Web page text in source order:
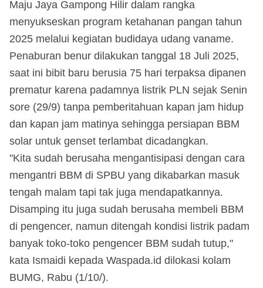
Maju Jaya Gampong Hilir dalam rangka
menyukseskan program ketahanan pangan tahun
2025 melalui kegiatan budidaya udang vaname.
Penaburan benur dilakukan tanggal 18 Juli 2025,
saat ini bibit baru berusia 75 hari terpaksa dipanen
prematur karena padamnya listrik PLN sejak Senin
sore (29/9) tanpa pemberitahuan kapan jam hidup
dan kapan jam matinya sehingga persiapan BBM
solar untuk genset terlambat dicadangkan.
"Kita sudah berusaha mengantisipasi dengan cara
mengantri BBM di SPBU yang dikabarkan masuk
tengah malam tapi tak juga mendapatkannya.
Disamping itu juga sudah berusaha membeli BBM
di pengencer, namun ditengah kondisi listrik padam
banyak toko-toko pengencer BBM sudah tutup,"
kata Ismaidi kepada Waspada.id dilokasi kolam
BUMG, Rabu (1/10/).